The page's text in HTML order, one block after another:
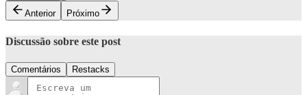
Anterior
Próximo
Discussão sobre este post
Comentários Restacks